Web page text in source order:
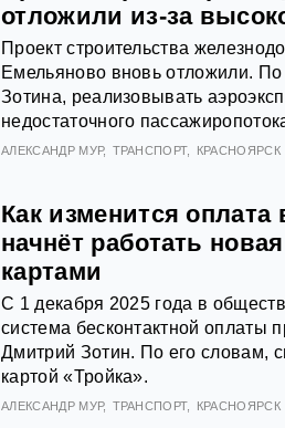
отложили из-за
Проект строительства
Емельяново вновь отложили.
Зотина, реализовывать
недостаточного
АЛЕКСАНДР МУР ТРАНСПОРТ КРАСНОЯРСК
Как изменится оплата
начнёт работать
картами
С 1 декабря 2025 года в
система бесконтактной оплаты
Дмитрий Зотин. По его словам,
картой «Тройка».
АЛЕКСАНДР МУР ТРАНСПОРТ КРАСНОЯРСК